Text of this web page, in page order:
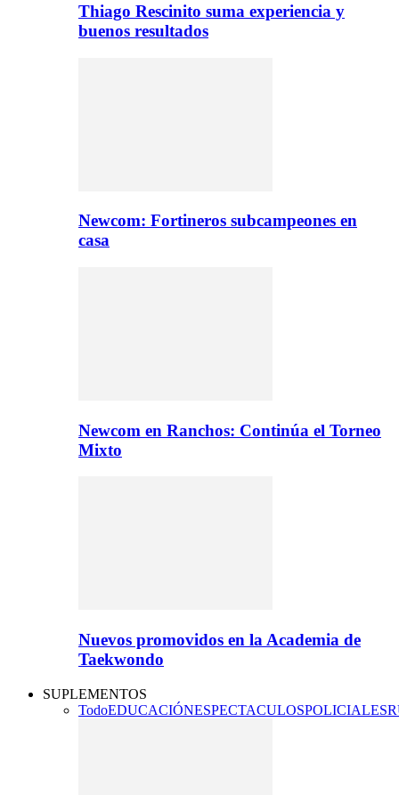
Thiago Rescinito suma experiencia y
buenos resultados
Newcom: Fortineros subcampeones en
casa
Newcom en Ranchos: Continúa el Torneo
Mixto
Nuevos promovidos en la Academia de
Taekwondo
SUPLEMENTOS
TodoEDUCACIÓNESPECTACULOSPOLICIALES